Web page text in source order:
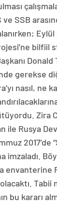
SSB
bilfiil
gerekse
nasıl, ne
Zira
ile Rusya
2017’de
imzaladı.
envanterine
Tabii
bu kararı